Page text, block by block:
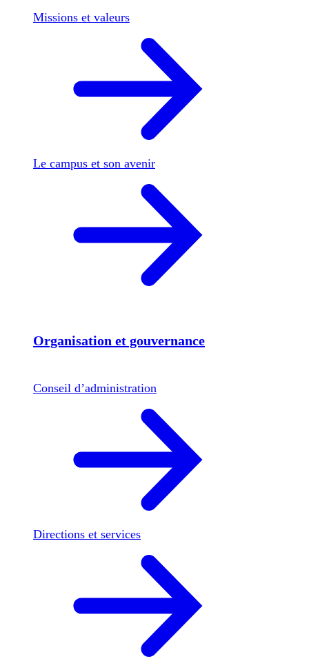
Missions et valeurs
Le campus et son avenir
Organisation et gouvernance
Conseil d’administration
Directions et services